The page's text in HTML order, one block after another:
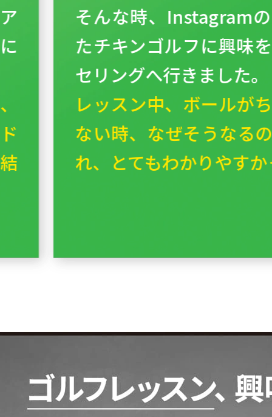
そんな時、Instagram
たチキンゴルフに興味
セリングへ行きました。
レッスン中、ボールが
ない時、なぜそうなる
れ、とてもわかりやす